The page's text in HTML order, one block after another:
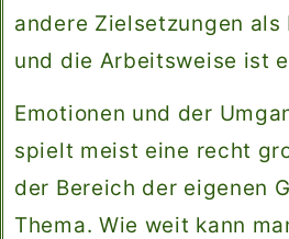
andere Zielsetzungen als
und die Arbeitsweise ist
Emotionen und der
spielt meist eine recht
der Bereich der eigenen
Thema. Wie weit kann